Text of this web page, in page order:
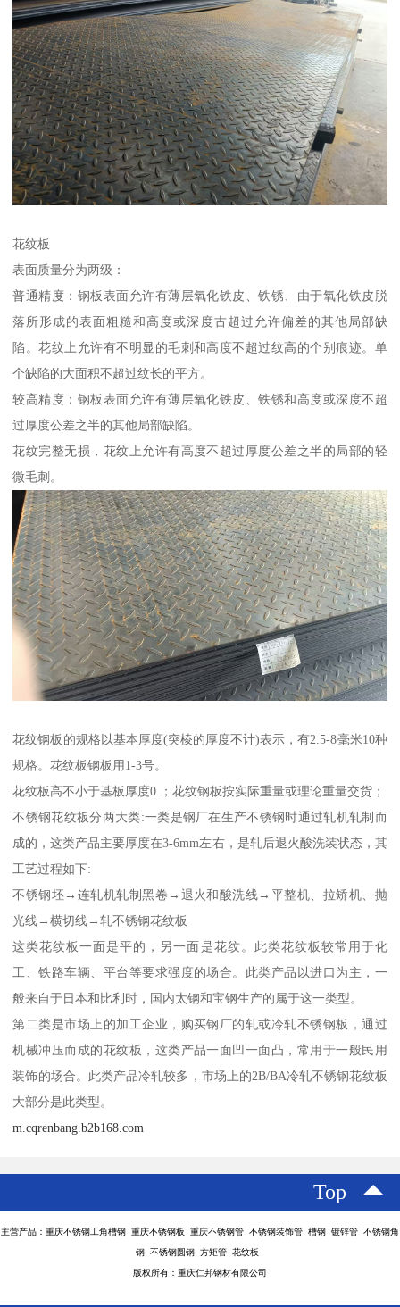
花纹板
表面质量分为两级：
普通精度：钢板表面允许有薄层氧化铁皮、铁锈、由于氧化铁皮脱
落所形成的表面粗糙和高度或深度古超过允许偏差的其他局部缺
陷。花纹上允许有不明显的毛刺和高度不超过纹高的个别痕迹。单
个缺陷的大面积不超过纹长的平方。
较高精度：钢板表面允许有薄层氧化铁皮、铁锈和高度或深度不超
过厚度公差之半的其他局部缺陷。
花纹完整无损，花纹上允许有高度不超过厚度公差之半的局部的轻
微毛刺。
花纹钢板的规格以基本厚度(突棱的厚度不计)表示，有2.5-8毫米10种
规格。花纹板钢板用1-3号。
花纹板高不小于基板厚度0.；花纹钢板按实际重量或理论重量交货；
不锈钢花纹板分两大类:一类是钢厂在生产不锈钢时通过轧机轧制而
成的，这类产品主要厚度在3-6mm左右，是轧后退火酸洗装状态，其
工艺过程如下:
不锈钢坯→连轧机轧制黑卷→退火和酸洗线→平整机、拉矫机、抛
光线→横切线→轧不锈钢花纹板
这类花纹板一面是平的，另一面是花纹。此类花纹板较常用于化
工、铁路车辆、平台等要求强度的场合。此类产品以进口为主，一
般来自于日本和比利时，国内太钢和宝钢生产的属于这一类型。
第二类是市场上的加工企业，购买钢厂的轧或冷轧不锈钢板，通过
机械冲压而成的花纹板，这类产品一面凹一面凸，常用于一般民用
装饰的场合。此类产品冷轧较多，市场上的2B/BA冷轧不锈钢花纹板
大部分是此类型。
m.cqrenbang.b2b168.com
Top
主营产品：重庆不锈钢工角槽钢 重庆不锈钢板 重庆不锈钢管 不锈钢装饰管 槽钢 镀锌管 不锈钢角
钢 不锈钢圆钢 方矩管 花纹板
版权所有：重庆仁邦钢材有限公司